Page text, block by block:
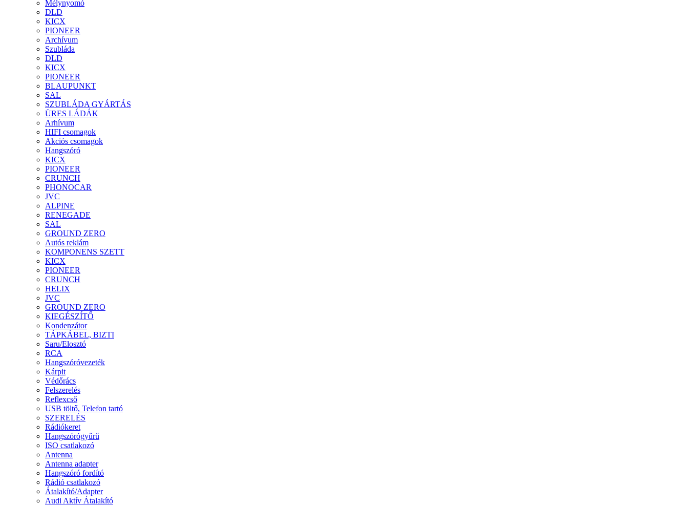
Mélynyomó
DLD
KICX
PIONEER
Archívum
Szubláda
DLD
KICX
PIONEER
BLAUPUNKT
SAL
SZUBLÁDA GYÁRTÁS
ÜRES LÁDÁK
Arhívum
HIFI csomagok
Akciós csomagok
Hangszóró
KICX
PIONEER
CRUNCH
PHONOCAR
JVC
ALPINE
RENEGADE
SAL
GROUND ZERO
Autós reklám
KOMPONENS SZETT
KICX
PIONEER
CRUNCH
HELIX
JVC
GROUND ZERO
KIEGÉSZÍTŐ
Kondenzátor
TÁPKÁBEL, BIZTI
Saru/Elosztó
RCA
Hangszóróvezeték
Kárpit
Védőrács
Felszerelés
Reflexcső
USB töltő, Telefon tartó
SZERELÉS
Rádiókeret
Hangszórógyűrű
ISO csatlakozó
Antenna
Antenna adapter
Hangszóró fordító
Rádió csatlakozó
Átalakító/Adapter
Audi Aktív Átalakító